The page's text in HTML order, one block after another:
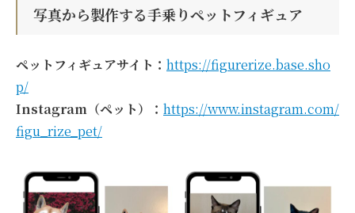
写真から製作する手乗りペットフィギュア
ペットフィギュアサイト： https://figurerize.base.sho
p/
Instagram（ペット）： https://www.instagram.com/
figu_rize_pet/